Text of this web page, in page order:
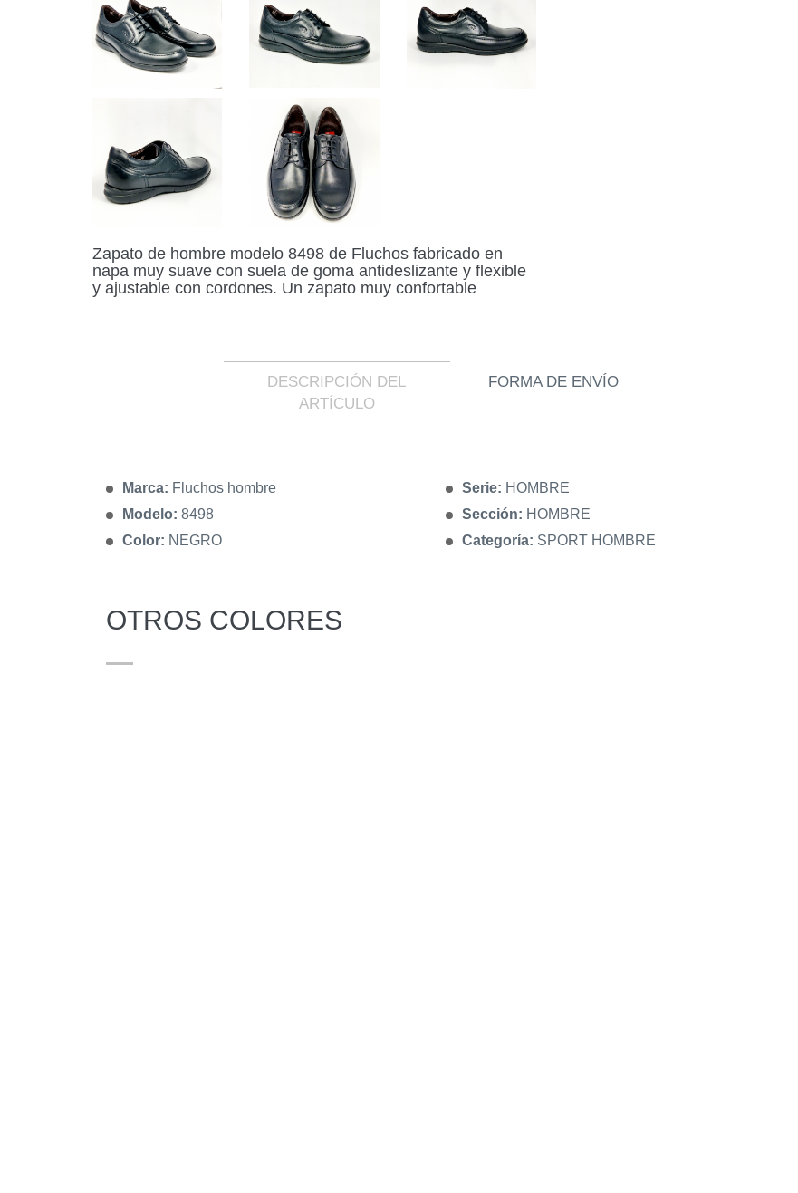
Zapato de hombre modelo 8498 de Fluchos fabricado en
napa muy suave con suela de goma antideslizante y flexible
y ajustable con cordones. Un zapato muy confortable
DESCRIPCIÓN DEL
ARTÍCULO
FORMA DE ENVÍO
Marca: Fluchos hombre
Modelo: 8498
Color: NEGRO
Serie: HOMBRE
Sección: HOMBRE
Categoría: SPORT HOMBRE
OTROS COLORES